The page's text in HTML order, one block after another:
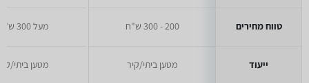
טווח מחירים
ייעוד
200 - 300 ש"ח
מטען ביתי/קיר
מעל 300 ש"ח
מטען ביתי/